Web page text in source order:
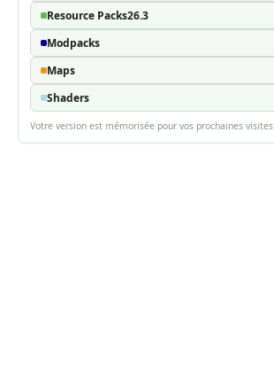
Resource Packs26.3
Modpacks
Maps
Shaders
Votre version est mémorisée pour vos prochaines visites.